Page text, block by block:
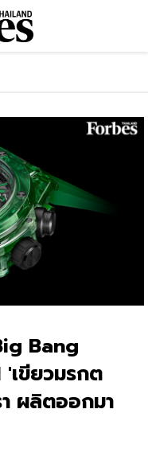
Bang
เขียวมรกต
ผลิตออกมา